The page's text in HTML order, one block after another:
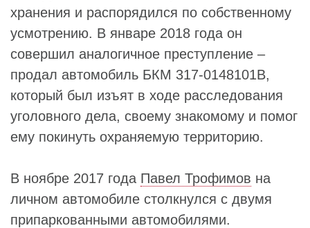
хранения и распорядился по собственному
усмотрению. В январе 2018 года он
совершил аналогичное преступление –
продал автомобиль БКМ 317-0148101В,
который был изъят в ходе расследования
уголовного дела, своему знакомому и помог
ему покинуть охраняемую территорию.
В ноябре 2017 года Павел Трофимов на
личном автомобиле столкнулся с двумя
припаркованными автомобилями.